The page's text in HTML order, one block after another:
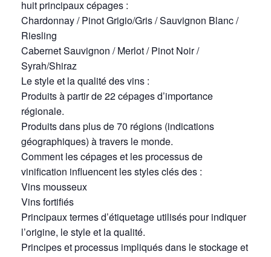
huit principaux cépages :
Chardonnay / Pinot Grigio/Gris / Sauvignon Blanc /
Riesling
Cabernet Sauvignon / Merlot / Pinot Noir /
Syrah/Shiraz
Le style et la qualité des vins :
Produits à partir de 22 cépages d’importance
régionale.
Produits dans plus de 70 régions (indications
géographiques) à travers le monde.
Comment les cépages et les processus de
vinification influencent les styles clés des :
Vins mousseux
Vins fortifiés
Principaux termes d’étiquetage utilisés pour indiquer
l’origine, le style et la qualité.
Principes et processus impliqués dans le stockage et